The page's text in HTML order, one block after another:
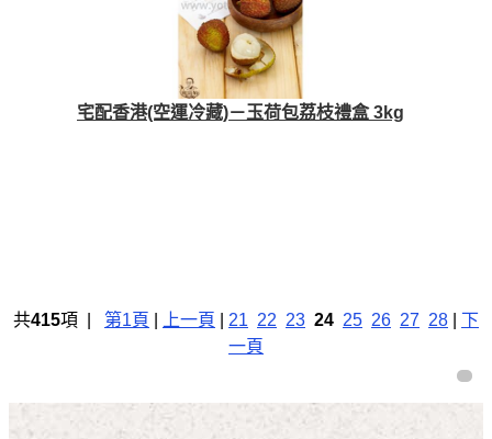
宅配香港(空運冷藏)－玉荷包荔枝禮盒 3kg
共415項 | 第1頁 上一頁 21 22 23 24 25 26 27 28
下
一頁